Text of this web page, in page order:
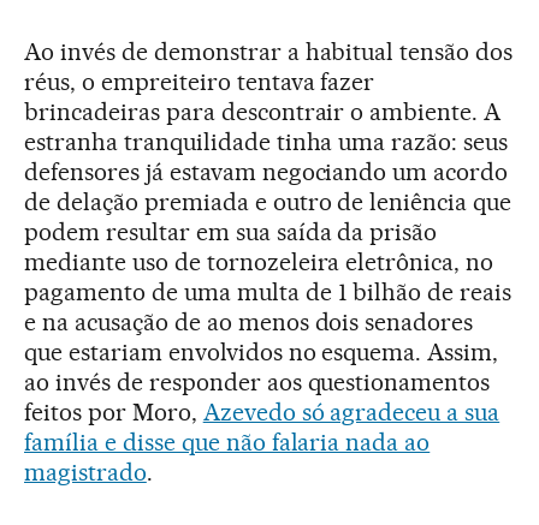
Ao invés de demonstrar a habitual tensão dos
réus, o empreiteiro tentava fazer
brincadeiras para descontrair o ambiente. A
estranha tranquilidade tinha uma razão: seus
defensores já estavam negociando um acordo
de delação premiada e outro de leniência que
podem resultar em sua saída da prisão
mediante uso de tornozeleira eletrônica, no
pagamento de uma multa de 1 bilhão de reais
e na acusação de ao menos dois senadores
que estariam envolvidos no esquema. Assim,
ao invés de responder aos questionamentos
feitos por Moro, Azevedo só agradeceu a sua
família e disse que não falaria nada ao
magistrado.